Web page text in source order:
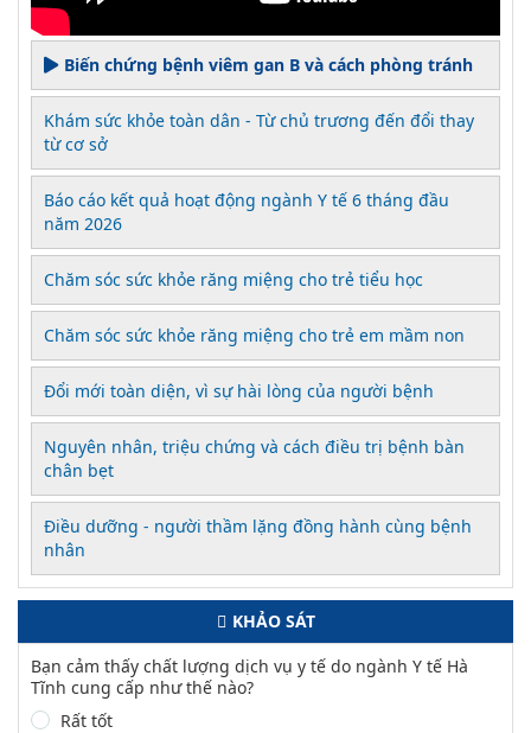
Biến chứng bệnh viêm gan B và cách phòng tránh
Khám sức khỏe toàn dân - Từ chủ trương đến đổi thay
từ cơ sở
Báo cáo kết quả hoạt động ngành Y tế 6 tháng đầu
năm 2026
Chăm sóc sức khỏe răng miệng cho trẻ tiểu học
Chăm sóc sức khỏe răng miệng cho trẻ em mầm non
Đổi mới toàn diện, vì sự hài lòng của người bệnh
Nguyên nhân, triệu chứng và cách điều trị bệnh bàn
chân bẹt
Điều dưỡng - người thầm lặng đồng hành cùng bệnh
nhân
KHẢO SÁT
Bạn cảm thấy chất lượng dịch vụ y tế do ngành Y tế Hà
Tĩnh cung cấp như thế nào?
Rất tốt